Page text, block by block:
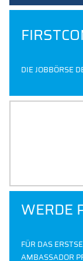
DIE JOBBÖRSE
WERDE
FÜR DAS
AMBASSADOR